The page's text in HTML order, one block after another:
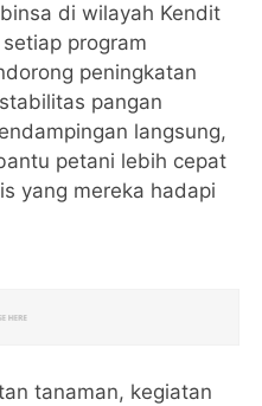
di wilayah Kendit
program
peningkatan
pangan
langsung,
petani lebih cepat
yang mereka hadapi
tanaman, kegiatan